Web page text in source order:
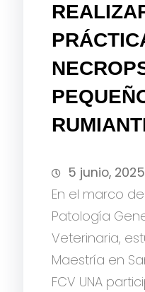
5 junio, 2025
En el marco
Patología
Veterinaria,
Maestría en
FCV UNA